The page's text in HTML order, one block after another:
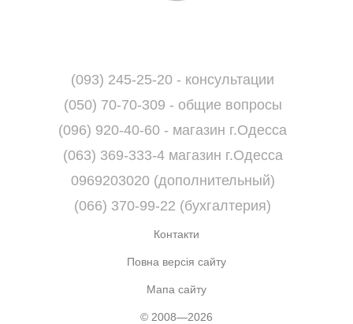
(093) 245-25-20 - консультации
(050) 70-70-309 - общие вопросы
(096) 920-40-60 - магазин г.Одесса
(063) 369-333-4 магазин г.Одесса
0969203020 (дополнительный)
(066) 370-99-22 (бухгалтерия)
Контакти
Повна версія сайту
Мапа сайту
© 2008—2026